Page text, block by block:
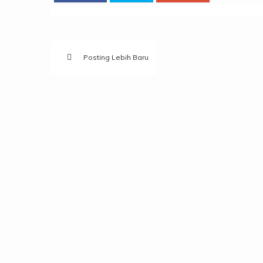
Posting Lebih Baru